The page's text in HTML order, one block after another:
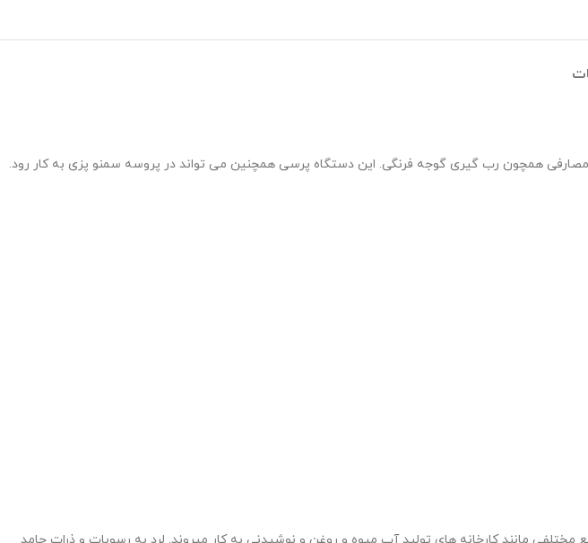
مصارفی همچون رب گیری گوجه فرنگی. این دستگاه پرسی همچنین می تواند در پروسه سمنو پزی به کار رود.